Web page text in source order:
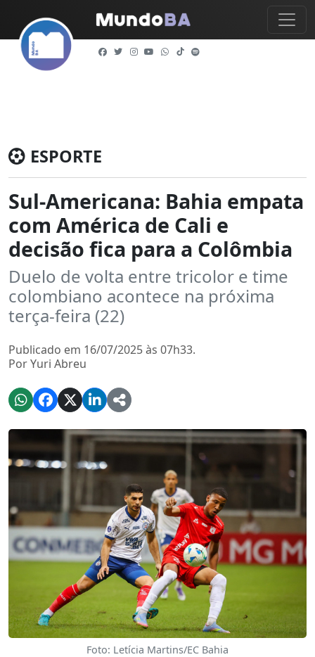
ESPORTE
Sul-Americana: Bahia empata
com América de Cali e
decisão fica para a Colômbia
Duelo de volta entre tricolor e time
colombiano acontece na próxima
terça-feira (22)
Publicado em 16/07/2025 às 07h33.
Por Yuri Abreu
Foto: Letícia Martins/EC Bahia